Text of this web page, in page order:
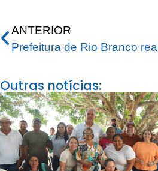
ANTERIOR
Outras notícias: